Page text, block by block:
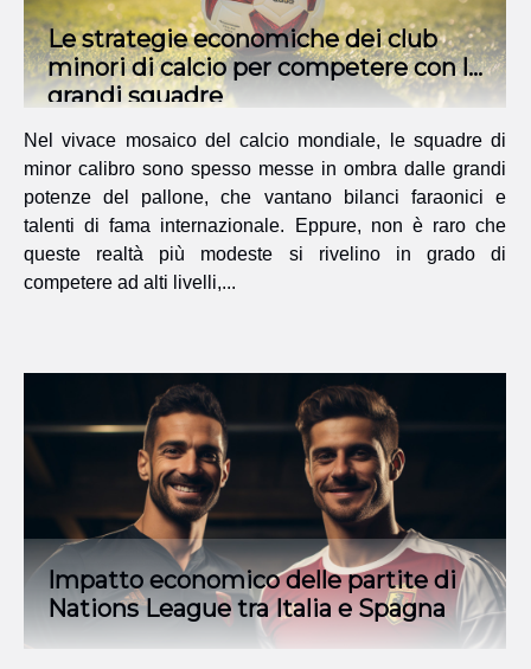
Le strategie economiche dei club
minori di calcio per competere con le
grandi squadre
Nel vivace mosaico del calcio mondiale, le squadre di
minor calibro sono spesso messe in ombra dalle grandi
potenze del pallone, che vantano bilanci faraonici e
talenti di fama internazionale. Eppure, non è raro che
queste realtà più modeste si rivelino in grado di
competere ad alti livelli,...
Impatto economico delle partite di
Nations League tra Italia e Spagna